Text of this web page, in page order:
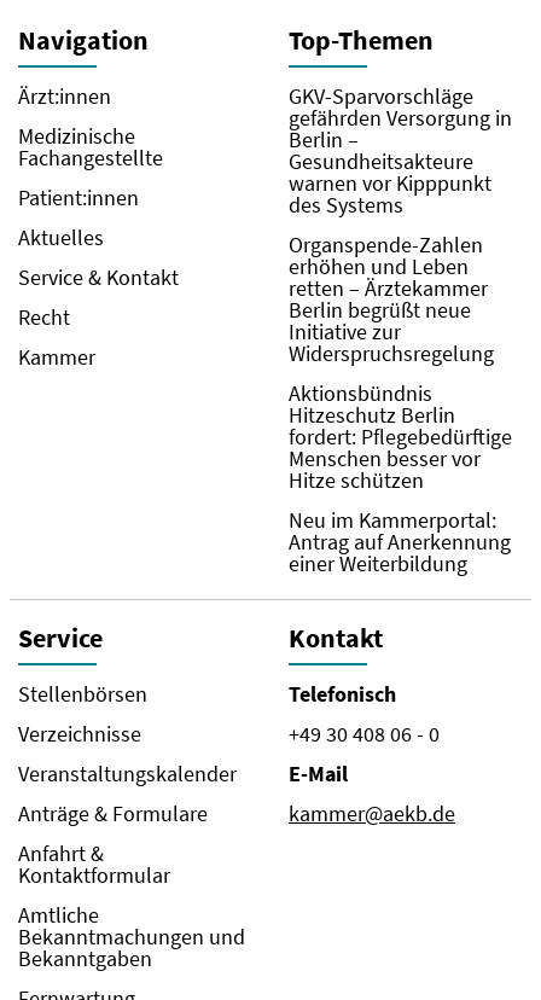
Navigation
Ärzt:innen
Medizinische
Fachangestellte
Patient:innen
Aktuelles
Service & Kontakt
Recht
Kammer
Top-Themen
GKV-Sparvorschläge
gefährden Versorgung in
Berlin –
Gesundheitsakteure
warnen vor Kipppunkt
des Systems
Organspende-Zahlen
erhöhen und Leben
retten – Ärztekammer
Berlin begrüßt neue
Initiative zur
Widerspruchsregelung
Aktionsbündnis
Hitzeschutz Berlin
fordert: Pflegebedürftige
Menschen besser vor
Hitze schützen
Neu im Kammerportal:
Antrag auf Anerkennung
einer Weiterbildung
Service
Stellenbörsen
Verzeichnisse
Veranstaltungskalender
Anträge & Formulare
Anfahrt &
Kontaktformular
Amtliche
Bekanntmachungen und
Bekanntgaben
Kontakt
Telefonisch
+49 30 408 06 - 0
E-Mail
kammer@aekb.de